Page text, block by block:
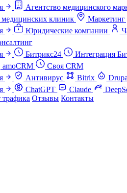
Агентство медицинского
клиник
Маркетинг
Юридические компании
Битрикс24 Интеграция
amoCRM
Своя CRM
Антивирус Bitrix
ChatGPT Claude
трафика Отзывы Контакты